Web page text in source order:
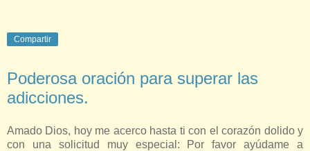
Compartir
Poderosa oración para superar las
adicciones.
Amado Dios, hoy me acerco hasta ti con el corazón dolido y
con una solicitud muy especial: Por favor ayúdame a